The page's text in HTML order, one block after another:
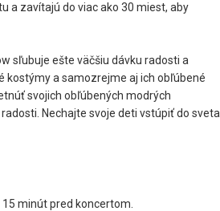
a zavítajú do viac ako 30 miest, aby
sľubuje ešte väčšiu dávku radosti a
kostýmy a samozrejme aj ich obľúbené
svojich obľúbených modrých
Nechajte svoje deti vstúpiť do sveta
minút pred koncertom.